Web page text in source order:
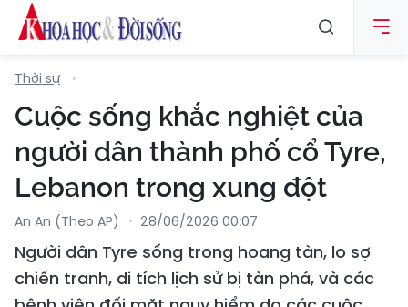
Thời sự
Cuộc sống khắc nghiệt của
người dân thành phố cổ Tyre,
Lebanon trong xung đột
An An (Theo AP) 28/06/2026 00:07
Người dân Tyre sống trong hoang tàn, lo sợ
chiến tranh, di tích lịch sử bị tàn phá, và các